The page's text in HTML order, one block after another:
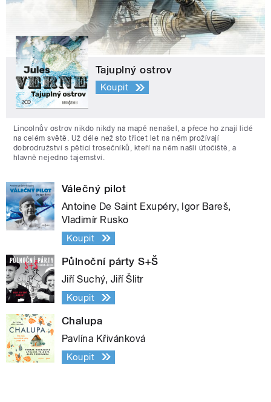
Tajuplný ostrov
Koupit
Lincolnův ostrov nikdo nikdy na mapě nenašel, a přece ho znají lidé
na celém světě. Už déle než sto třicet let na něm prožívají
dobrodružství s pěticí trosečníků, kteří na něm našli útočiště, a
hlavně nejedno tajemství.
Válečný pilot
Antoine De Saint Exupéry, Igor Bareš,
Vladimír Rusko
Koupit
Půlnoční párty S+Š
Jiří Suchý, Jiří Šlitr
Koupit
Chalupa
Pavlína Křivánková
Koupit